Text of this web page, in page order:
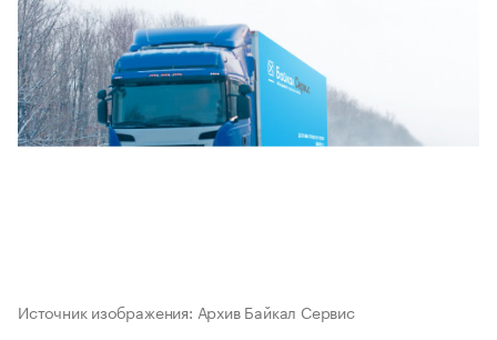
Источник изображения: Архив Байкал Сервис